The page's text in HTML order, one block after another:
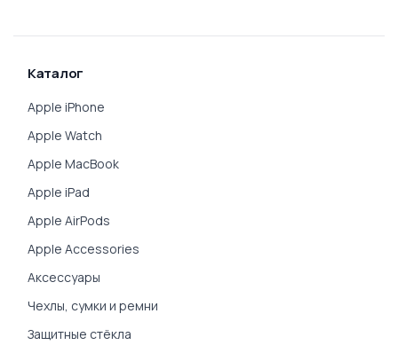
Каталог
Apple iPhone
Apple Watch
Apple MacBook
Apple iPad
Apple AirPods
Apple Accessories
Аксессуары
Чехлы, сумки и ремни
Защитные стёкла